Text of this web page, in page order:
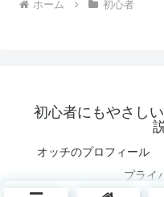
ホーム 初心者
初心者にもやさし
オッチのプロフィール
プライ